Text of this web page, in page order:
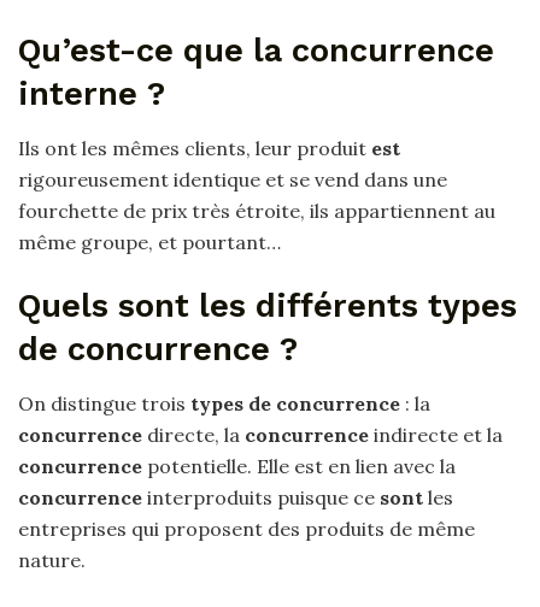
Qu’est-ce que la concurrence
interne ?
Ils ont les mêmes clients, leur produit est
rigoureusement identique et se vend dans une
fourchette de prix très étroite, ils appartiennent au
même groupe, et pourtant…
Quels sont les différents types
de concurrence ?
On distingue trois types de concurrence : la
concurrence directe, la concurrence indirecte et la
concurrence potentielle. Elle est en lien avec la
concurrence interproduits puisque ce sont les
entreprises qui proposent des produits de même
nature.